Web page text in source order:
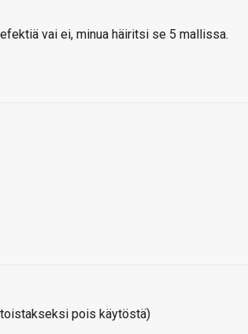
vai ei, minua häiritsi se 5 mallissa.
pois käytöstä)